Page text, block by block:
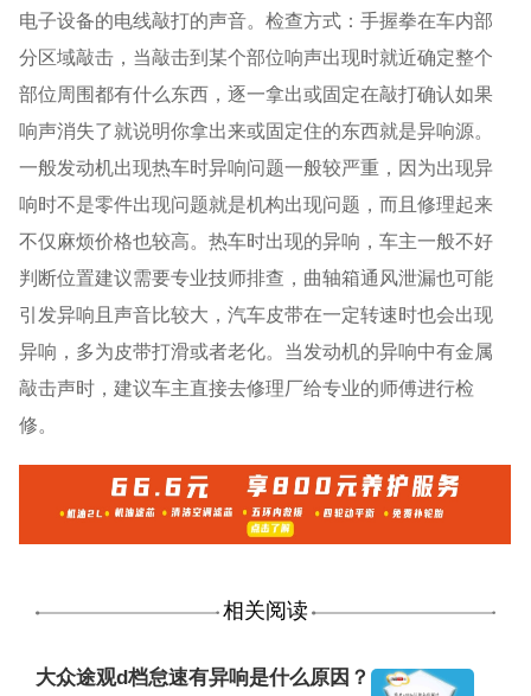
电子设备的电线敲打的声音。检查方式：手握拳在车内部
分区域敲击，当敲击到某个部位响声出现时就近确定整个
部位周围都有什么东西，逐一拿出或固定在敲打确认如果
响声消失了就说明你拿出来或固定住的东西就是异响源。
一般发动机出现热车时异响问题一般较严重，因为出现异
响时不是零件出现问题就是机构出现问题，而且修理起来
不仅麻烦价格也较高。热车时出现的异响，车主一般不好
判断位置建议需要专业技师排查，曲轴箱通风泄漏也可能
引发异响且声音比较大，汽车皮带在一定转速时也会出现
异响，多为皮带打滑或者老化。当发动机的异响中有金属
敲击声时，建议车主直接去修理厂给专业的师傅进行检
修。
相关阅读
大众途观d档怠速有异响是什么原因？